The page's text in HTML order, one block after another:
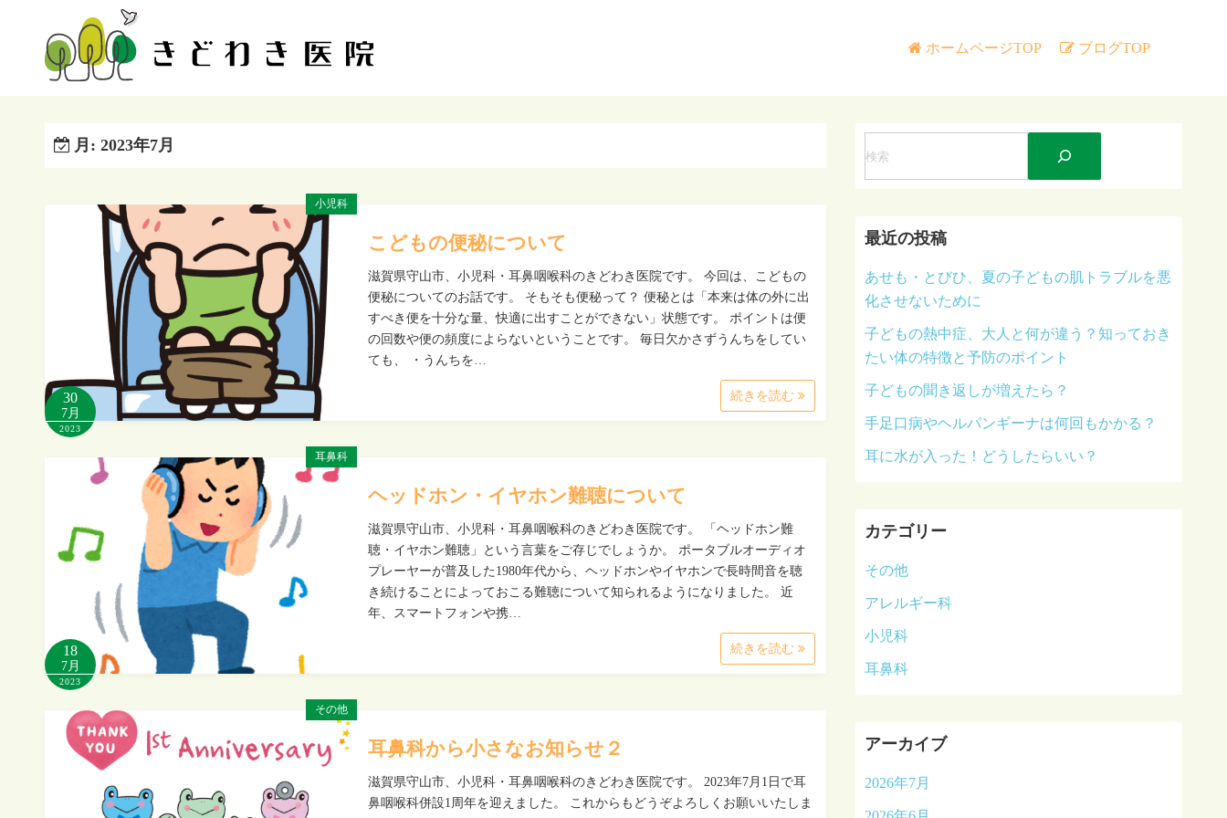
ホームページTOP ブログTOP
月: 2023年7月
小児科
30
7月
2023
こどもの便秘について
滋賀県守山市、小児科・耳鼻咽喉科のきどわき医院です。 今回は、こどもの
便秘についてのお話です。 そもそも便秘って？ 便秘とは「本来は体の外に出
すべき便を十分な量、快適に出すことができない」状態です。 ポイントは便
の回数や便の頻度によらないということです。 毎日欠かさずうんちをしてい
ても、 ・うんちを…
続きを読む
耳鼻科
18
7月
2023
ヘッドホン・イヤホン難聴について
滋賀県守山市、小児科・耳鼻咽喉科のきどわき医院です。 「ヘッドホン難
聴・イヤホン難聴」という言葉をご存じでしょうか。 ポータブルオーディオ
プレーヤーが普及した1980年代から、ヘッドホンやイヤホンで長時間音を聴
き続けることによっておこる難聴について知られるようになりました。 近
年、スマートフォンや携…
続きを読む
その他
耳鼻科から小さなお知らせ２
滋賀県守山市、小児科・耳鼻咽喉科のきどわき医院です。 2023年7月1日で耳
鼻咽喉科併設1周年を迎えました。 これからもどうぞよろしくお願いいたしま
索
最近の投稿
あせも・とびひ、夏の子どもの肌トラブルを悪
化させないために
子どもの熱中症、大人と何が違う？知っておき
たい体の特徴と予防のポイント
子どもの聞き返しが増えたら？
手足口病やヘルパンギーナは何回もかかる？
耳に水が入った！どうしたらいい？
カテゴリー
その他
アレルギー科
小児科
耳鼻科
アーカイブ
2026年7月